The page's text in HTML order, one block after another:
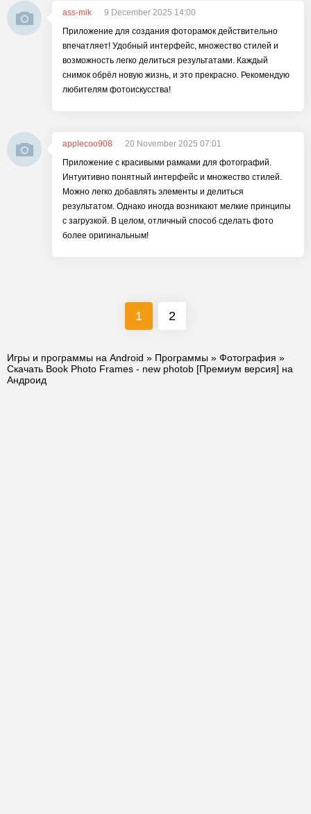
ass-mik
9 December 2025 14:00
Приложение для создания фоторамок действительно
впечатляет! Удобный интерфейс, множество стилей и
возможность легко делиться результатами. Каждый
снимок обрёл новую жизнь, и это прекрасно. Рекомендую
любителям фотоискусства!
applecoo908
20 November 2025 07:01
Приложение с красивыми рамками для фотографий.
Интуитивно понятный интерфейс и множество стилей.
Можно легко добавлять элементы и делиться
результатом. Однако иногда возникают мелкие принципы
с загрузкой. В целом, отличный способ сделать фото
более оригинальным!
1 2
Игры и программы на Android » Программы » Фотография »
Скачать Book Photo Frames - new photob [Премиум версия] на
Андроид